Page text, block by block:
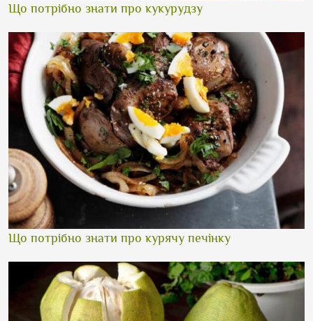
Що потрібно знати про кукурудзу
Що потрібно знати про курячу печінку